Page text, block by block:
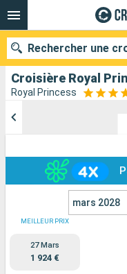
Royal Princess
mars 2028
MEILLEUR PRIX
27 Mars
1 924 €
Rechercher une
Mois de départ
Ports